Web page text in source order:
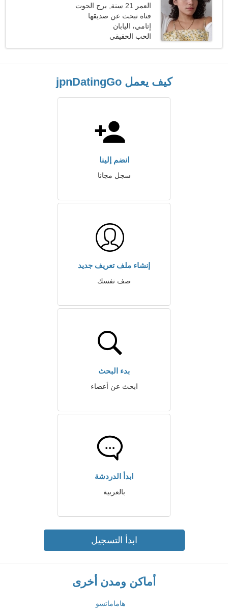
العمر 21 سنة, برج الحوت
فتاة تبحث عن صديقها
إتامي، اليابان
الحب الحقيقي
كيف يعمل jpnDatingGo
انضم إلينا
سجل مجانا
إنشاء ملف تعريف جديد
صف نفسك
بدء البحث
ابحث عن أعضاء
ابدأ الدردشة
بالعربية
ابدأ التسجيل
أماكن ومدن أخرى
هاماماتسو